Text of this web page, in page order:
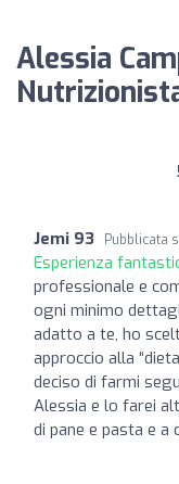
Alessia
Jemi 93 Pubblicata
Esperienza
professionale e
ogni minimo
adatto a te, ho
approccio alla
deciso di farmi
Alessia e lo farei
di pane e pasta e a